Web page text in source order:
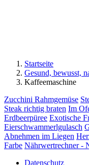
Startseite
Gesund, bewusst,
Kaffeemaschine
Zucchini Rahmgemüse
Steak richtig braten Im
Erdbeerpüree Exotische
Eierschwammerlgulasch
Abnehmen im Liegen
Farbe Nährwertrechner -
Datenschutz